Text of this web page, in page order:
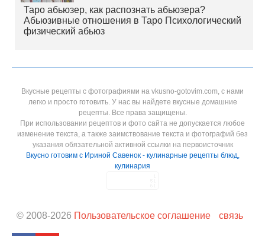
Таро абьюзер, как распознать абьюзера?
Абьюзивные отношения в Таро Психологический
физический абьюз
Вкусные рецепты с фотографиями на vkusno-gotovim.com, с нами
легко и просто готовить. У нас вы найдете вкусные домашние
рецепты. Все права защищены.
При использовании рецептов и фото сайта не допускается любое
изменение текста, а также заимствование текста и фотографий без
указания обязательной активной ссылки на первоисточник
Вкусно готовим с Ириной Савенок - кулинарные рецепты блюд,
кулинария
© 2008-2026 Пользовательское соглашение связь